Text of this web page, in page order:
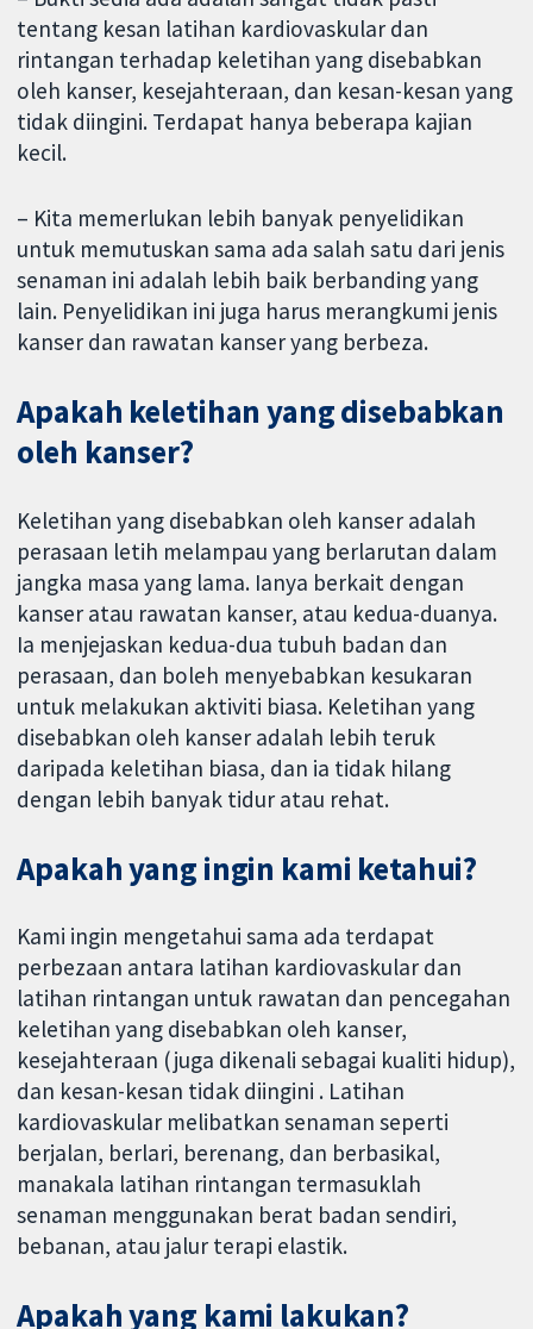
tentang kesan latihan kardiovaskular dan
rintangan terhadap keletihan yang disebabkan
oleh kanser, kesejahteraan, dan kesan-kesan yang
tidak diingini. Terdapat hanya beberapa kajian
kecil.
– Kita memerlukan lebih banyak penyelidikan
untuk memutuskan sama ada salah satu dari jenis
senaman ini adalah lebih baik berbanding yang
lain. Penyelidikan ini juga harus merangkumi jenis
kanser dan rawatan kanser yang berbeza.
Apakah keletihan yang disebabkan
oleh kanser?
Keletihan yang disebabkan oleh kanser adalah
perasaan letih melampau yang berlarutan dalam
jangka masa yang lama. Ianya berkait dengan
kanser atau rawatan kanser, atau kedua-duanya.
Ia menjejaskan kedua-dua tubuh badan dan
perasaan, dan boleh menyebabkan kesukaran
untuk melakukan aktiviti biasa. Keletihan yang
disebabkan oleh kanser adalah lebih teruk
daripada keletihan biasa, dan ia tidak hilang
dengan lebih banyak tidur atau rehat.
Apakah yang ingin kami ketahui?
Kami ingin mengetahui sama ada terdapat
perbezaan antara latihan kardiovaskular dan
latihan rintangan untuk rawatan dan pencegahan
keletihan yang disebabkan oleh kanser,
kesejahteraan (juga dikenali sebagai kualiti hidup),
dan kesan-kesan tidak diingini . Latihan
kardiovaskular melibatkan senaman seperti
berjalan, berlari, berenang, dan berbasikal,
manakala latihan rintangan termasuklah
senaman menggunakan berat badan sendiri,
bebanan, atau jalur terapi elastik.
Apakah yang kami lakukan?